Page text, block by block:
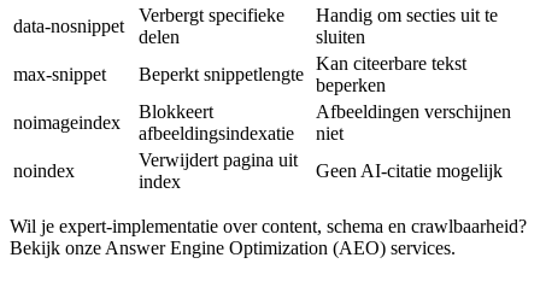
data-nosnippet
Verbergt specifieke
delen
Handig om secties uit te
sluiten
max-snippet
Beperkt snippetlengte
Kan citeerbare tekst
beperken
noimageindex
Blokkeert
afbeeldingsindexatie
Afbeeldingen verschijnen
niet
noindex
Verwijdert pagina uit
index
Geen AI-citatie mogelijk
Wil je expert-implementatie over content, schema en crawlbaarheid?
Bekijk onze Answer Engine Optimization (AEO) services.